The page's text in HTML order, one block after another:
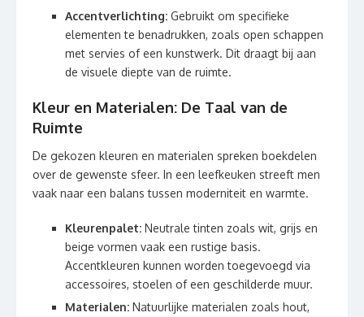
Accentverlichting: Gebruikt om specifieke
elementen te benadrukken, zoals open schappen
met servies of een kunstwerk. Dit draagt bij aan
de visuele diepte van de ruimte.
Kleur en Materialen: De Taal van de
Ruimte
De gekozen kleuren en materialen spreken boekdelen
over de gewenste sfeer. In een leefkeuken streeft men
vaak naar een balans tussen moderniteit en warmte.
Kleurenpalet: Neutrale tinten zoals wit, grijs en
beige vormen vaak een rustige basis.
Accentkleuren kunnen worden toegevoegd via
accessoires, stoelen of een geschilderde muur.
Materialen: Natuurlijke materialen zoals hout,